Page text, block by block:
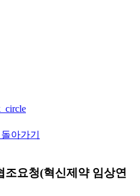
아가기
조요청(혁신제약 임상연